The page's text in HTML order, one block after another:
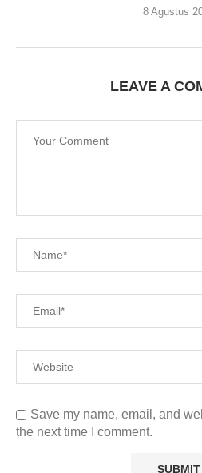
8 Agustus
LEAVE A
Save my name, email, and
the next time I comment.